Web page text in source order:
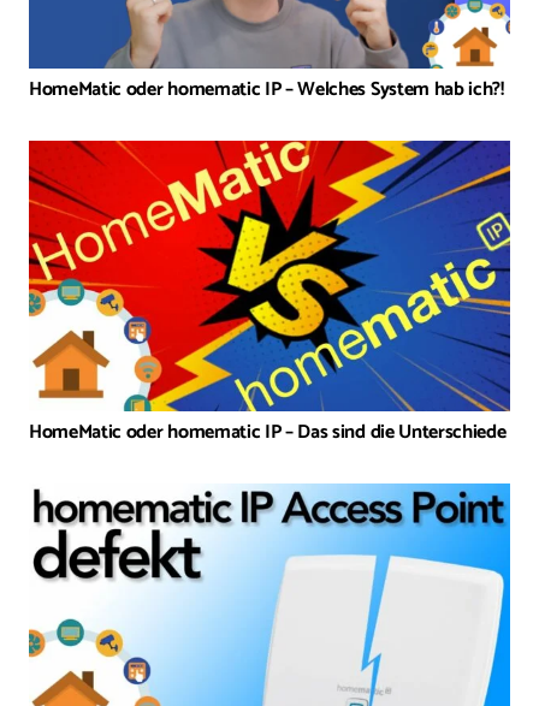
HomeMatic oder homematic IP – Welches System hab ich?!
HomeMatic oder homematic IP – Das sind die Unterschiede